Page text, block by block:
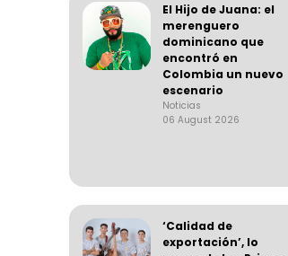
El Hijo de Juana: el
merenguero
dominicano que
encontró en
Colombia un nuevo
escenario
Noticias
06 August 2026
‘Calidad de
exportación’, lo